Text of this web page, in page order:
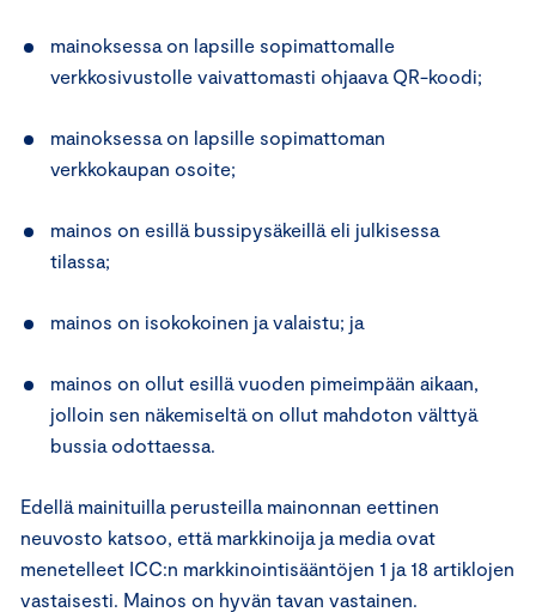
mainoksessa on lapsille sopimattomalle
verkkosivustolle vaivattomasti ohjaava QR-koodi;
mainoksessa on lapsille sopimattoman
verkkokaupan osoite;
mainos on esillä bussipysäkeillä eli julkisessa
tilassa;
mainos on isokokoinen ja valaistu; ja
mainos on ollut esillä vuoden pimeimpään aikaan,
jolloin sen näkemiseltä on ollut mahdoton välttyä
bussia odottaessa.
Edellä mainituilla perusteilla mainonnan eettinen
neuvosto katsoo, että markkinoija ja media ovat
menetelleet ICC:n markkinointisääntöjen 1 ja 18 artiklojen
vastaisesti. Mainos on hyvän tavan vastainen.